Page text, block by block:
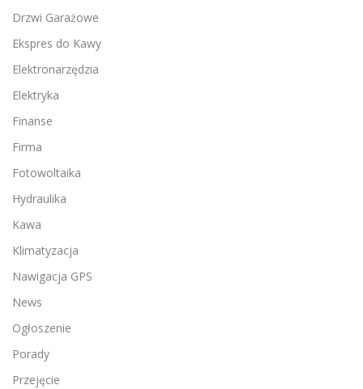
Drzwi Garażowe
Ekspres do Kawy
Elektronarzędzia
Elektryka
Finanse
Firma
Fotowoltaika
Hydraulika
Kawa
Klimatyzacja
Nawigacja GPS
News
Ogłoszenie
Porady
Przejęcie